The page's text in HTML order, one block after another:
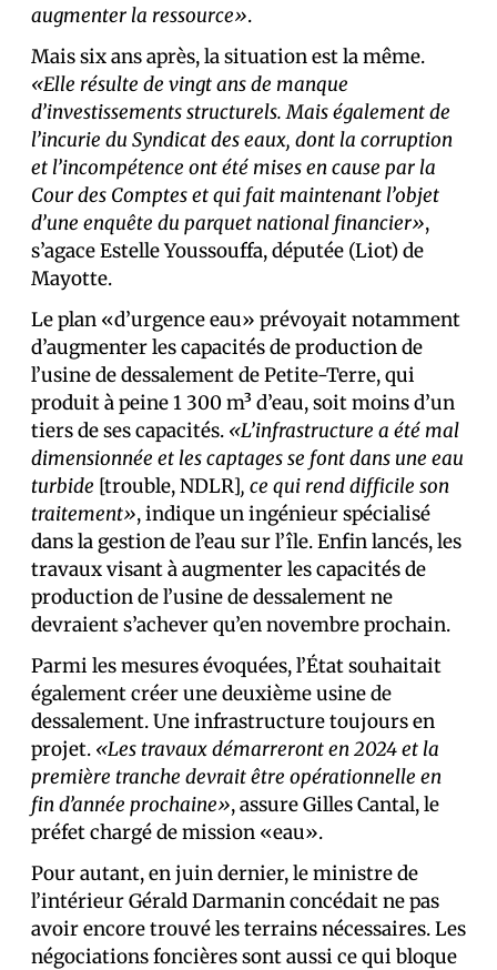
augmenter la ressource».
Mais six ans après, la situation est la même.
«Elle résulte de vingt ans de manque
d’investissements structurels. Mais également de
l’incurie du Syndicat des eaux, dont la corruption
et l’incompétence ont été mises en cause par la
Cour des Comptes et qui fait maintenant l’objet
d’une enquête du parquet national financier»,
s’agace Estelle Youssouffa, députée (Liot) de
Mayotte.
Le plan «d’urgence eau» prévoyait notamment
d’augmenter les capacités de production de
l’usine de dessalement de Petite-Terre, qui
produit à peine 1 300 m³ d’eau, soit moins d’un
tiers de ses capacités. «L’infrastructure a été mal
dimensionnée et les captages se font dans une eau
turbide [trouble, NDLR], ce qui rend difficile son
traitement», indique un ingénieur spécialisé
dans la gestion de l’eau sur l’île. Enfin lancés, les
travaux visant à augmenter les capacités de
production de l’usine de dessalement ne
devraient s’achever qu’en novembre prochain.
Parmi les mesures évoquées, l’État souhaitait
également créer une deuxième usine de
dessalement. Une infrastructure toujours en
projet. «Les travaux démarreront en 2024 et la
première tranche devrait être opérationnelle en
fin d’année prochaine», assure Gilles Cantal, le
préfet chargé de mission «eau».
Pour autant, en juin dernier, le ministre de
l’intérieur Gérald Darmanin concédait ne pas
avoir encore trouvé les terrains nécessaires. Les
négociations foncières sont aussi ce qui bloque